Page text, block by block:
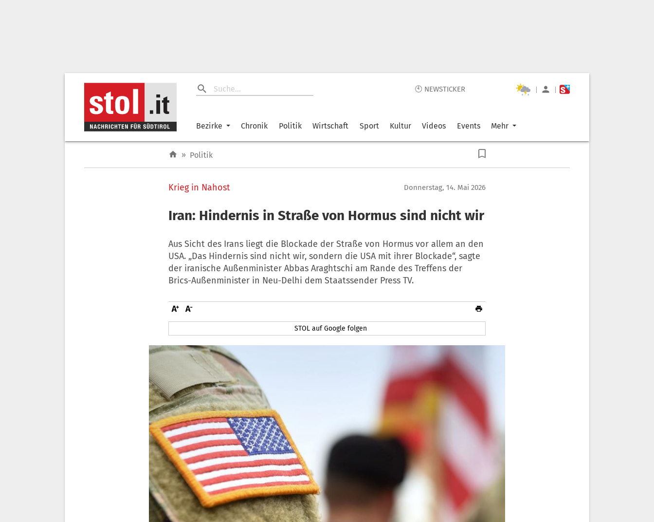
🕙 NEWSTICKER | |
Bezirke Chronik Politik Wirtschaft Sport Kultur Videos Events Mehr
» Politik
Krieg in Nahost Donnerstag, 14. Mai 2026
Iran: Hindernis in Straße von Hormus sind nicht wir
Aus Sicht des Irans liegt die Blockade der Straße von Hormus vor allem an den
USA. „Das Hindernis sind nicht wir, sondern die USA mit ihrer Blockade“, sagte
der iranische Außenminister Abbas Araghtschi am Rande des Treffens der
Brics-Außenminister in Neu-Delhi dem Staatssender Press TV.
STOL auf Google folgen